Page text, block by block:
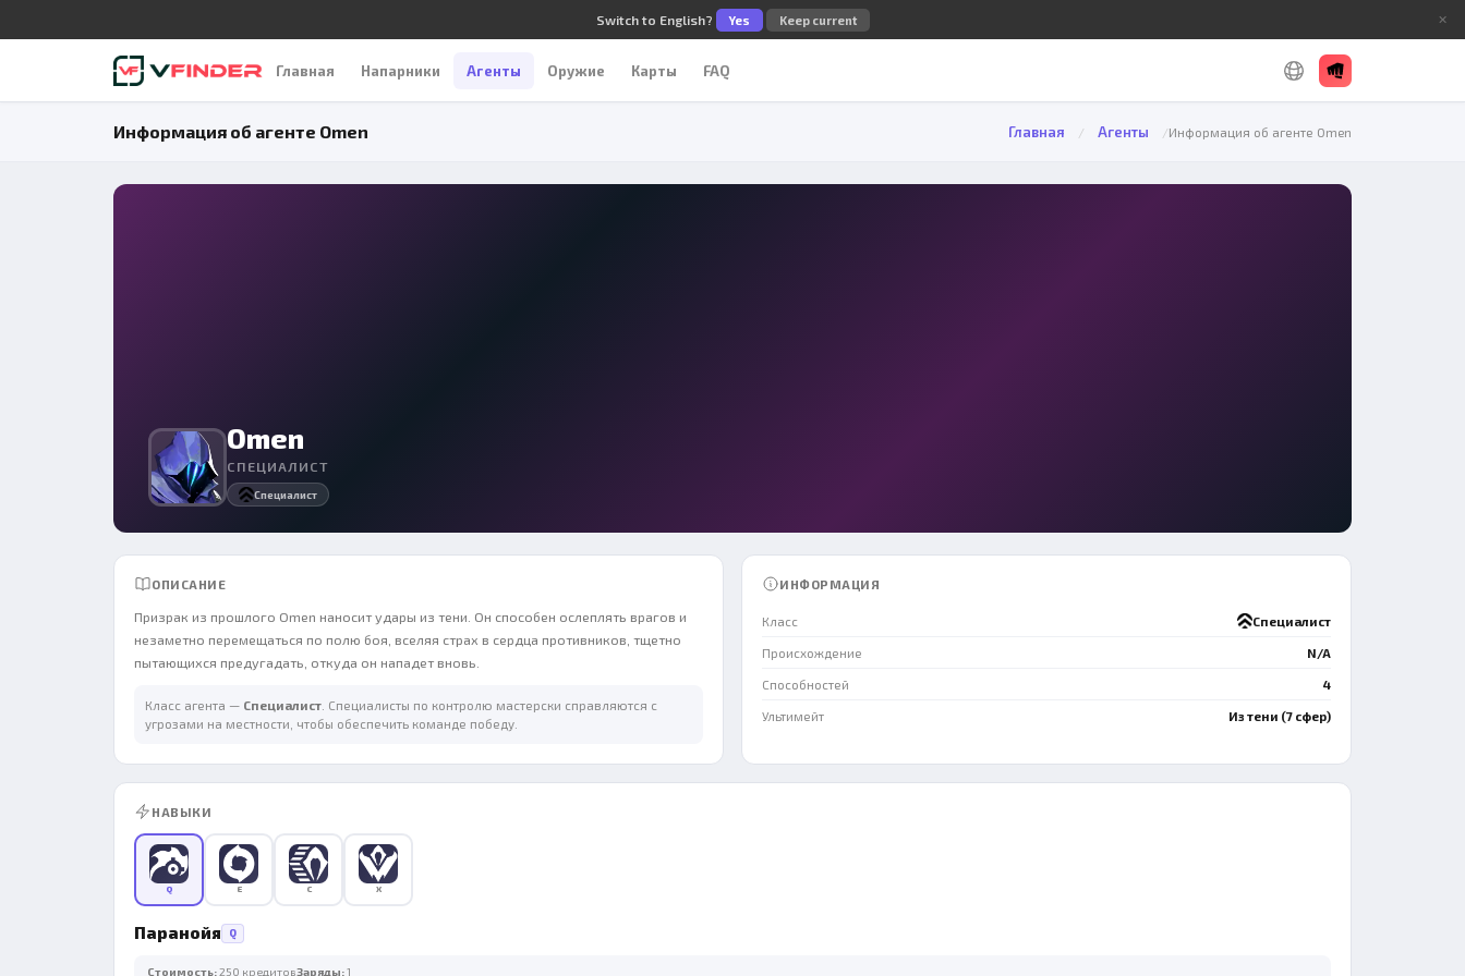
Switch to English? Yes Keep current ✕
Главная Напарники Агенты Оружие Карты FAQ
Информация об агенте Omen Главная / Агенты /Информация об агенте Omen
Omen
СПЕЦИАЛИСТ
Специалист
ОПИСАНИЕ
Призрак из прошлого Omen наносит удары из тени. Он способен ослеплять врагов и
незаметно перемещаться по полю боя, вселяя страх в сердца противников, тщетно
пытающихся предугадать, откуда он нападет вновь.
Класс агента — Специалист . Специалисты по контролю мастерски справляются с
угрозами на местности, чтобы обеспечить команде победу.
ИНФОРМАЦИЯ
Класс Специалист
Происхождение N/A
Способностей 4
Ультимейт Из тени (7 сфер)
НАВЫКИ
Q E C X
Паранойя Q
Стоимость:250 кредитовЗаряды:1